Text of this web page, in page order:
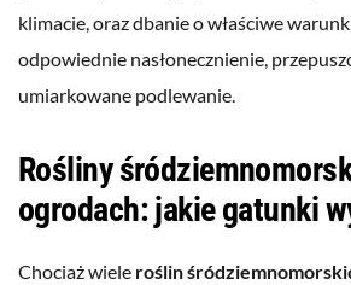
klimacie, oraz dbanie o właściwe
odpowiednie nasłonecznienie,
umiarkowane podlewanie.
Rośliny
ogrodach: jakie gatunki
Chociaż wiele roślin